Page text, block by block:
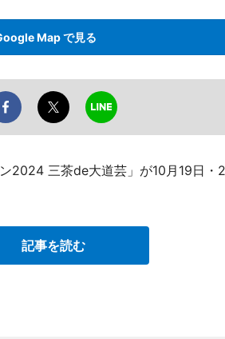
Map で見る
2024 三茶de大道芸」が10月19日・
記事を読む